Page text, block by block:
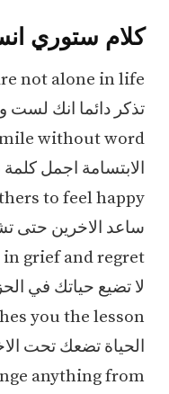
كلام ستوري
not alone in life
تذكر دائما انك لست
without word
الابتسامة اجمل
to feel happy
ساعد الاخرين حتى
grief and regret
لا تضيع حياتك في
you the lesson
الحياة تضعك تحت
anything from